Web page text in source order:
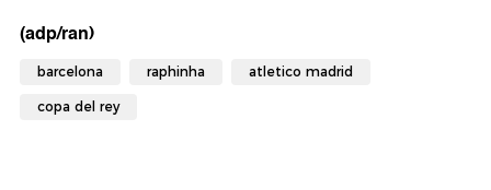
(adp/ran)
barcelona raphinha atletico madrid
copa del rey